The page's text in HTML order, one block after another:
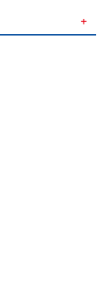
＋